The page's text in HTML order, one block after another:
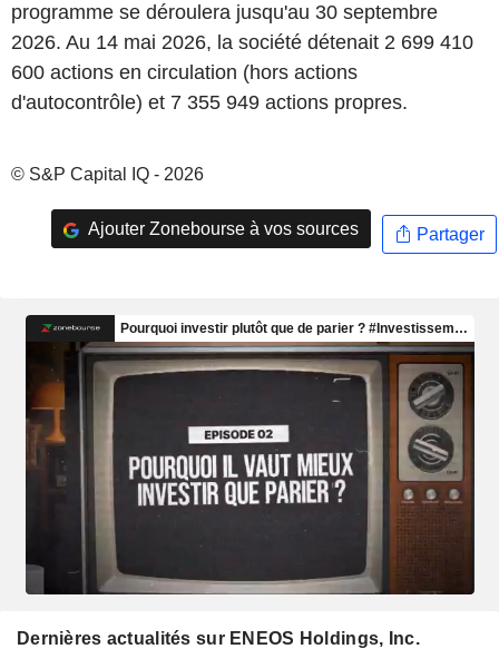
programme se déroulera jusqu'au 30 septembre
2026. Au 14 mai 2026, la société détenait 2 699 410
600 actions en circulation (hors actions
d'autocontrôle) et 7 355 949 actions propres.
© S&P Capital IQ - 2026
Ajouter Zonebourse à vos sources Partager
Dernières actualités sur ENEOS Holdings, Inc.